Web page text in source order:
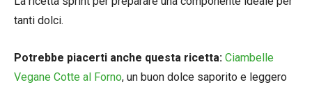
tanti dolci.
Potrebbe piacerti anche questa ricetta: Ciambelle
Vegane Cotte al Forno, un buon dolce saporito e leggero